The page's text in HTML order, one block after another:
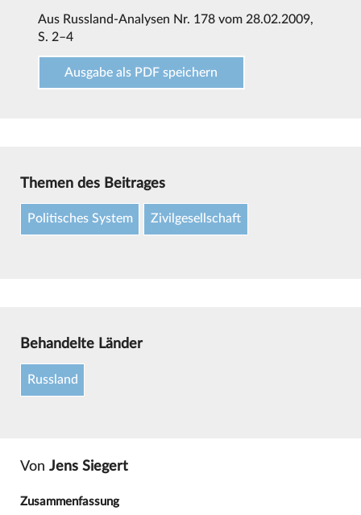
Aus Russland-Analysen Nr. 178 vom 28.02.2009,
S. 2–4
Ausgabe als PDF speichern
Themen des Beitrages
Politisches System Zivilgesellschaft
Behandelte Länder
Russland
Von Jens Siegert
Zusammenfassung